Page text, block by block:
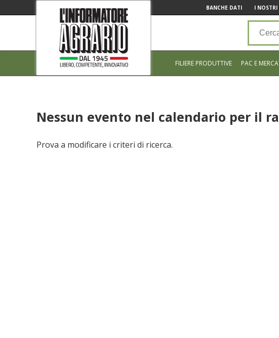
BANCHE DATI I NOSTRI
FILIERE PRODUTTIVE PAC E
Nessun evento nel calendario per il
Prova a modificare i criteri di ricerca.